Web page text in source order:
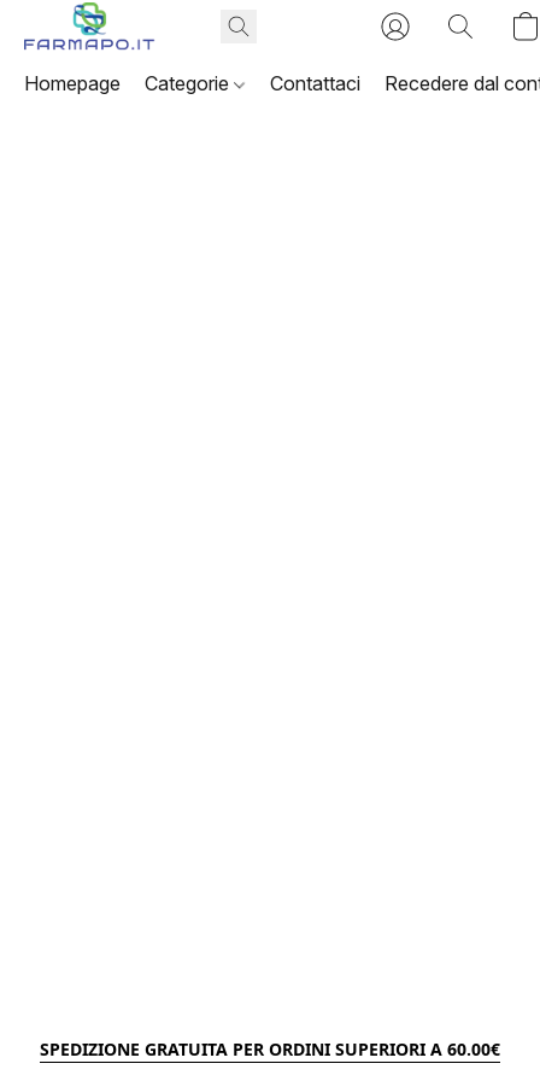
Homepage Categorie Contattaci Recedere dal
SPEDIZIONE GRATUITA PER ORDINI SUPERIORI A 60.00€